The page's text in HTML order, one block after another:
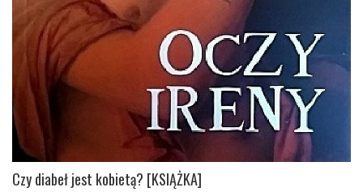
Czy diabeł jest kobietą? [KSIĄŻKA]